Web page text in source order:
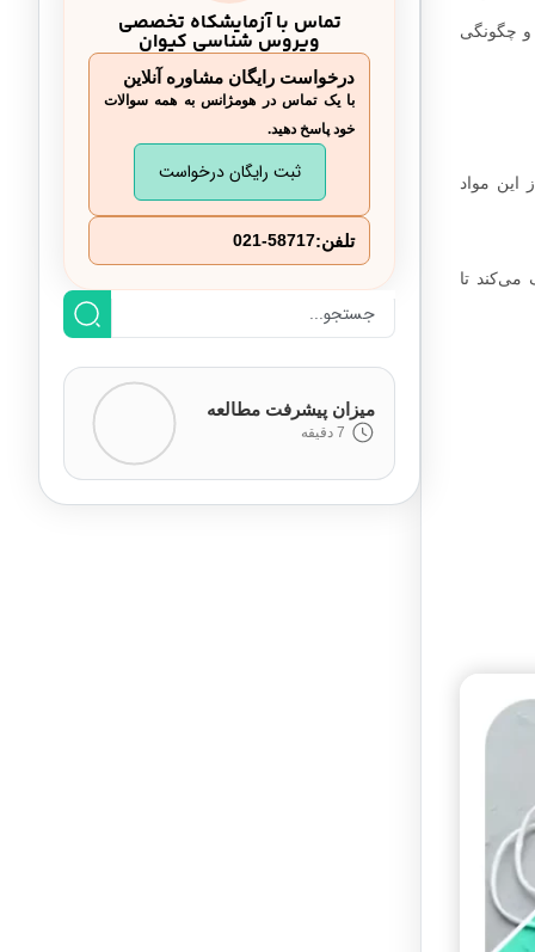
و چگونگی
این مواد
می‌کند تا
تماس با آزمایشکاه تخصصی
ویروس شناسی کیوان
درخواست رایگان مشاوره آنلاین
با یک تماس در هومژانس به همه سوالات
خود پاسخ دهید.
ثبت رایگان درخواست
تلفن:021-58717
میزان پیشرفت مطالعه
7 دقیقه